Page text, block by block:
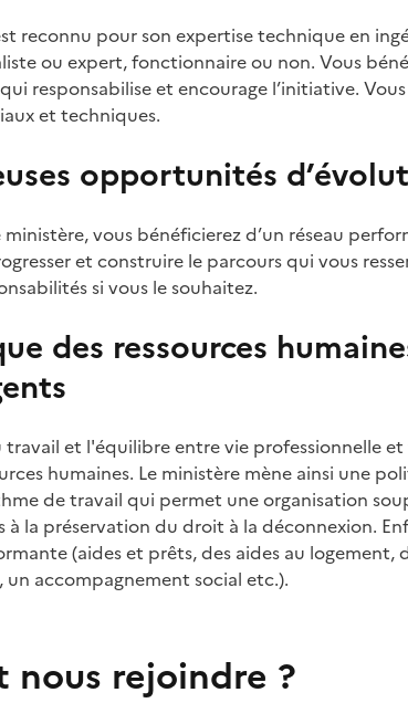
reconnu pour son expertise technique en
ou expert, fonctionnaire ou non. Vous
responsabilise et encourage l’initiative.
et techniques.
opportunités
vous bénéficierez d’un réseau
et construire le parcours qui vous
si vous le souhaitez.
des ressources
travail et l'équilibre entre vie professionnelle
humaines. Le ministère mène ainsi une
de travail qui permet une organisation
la préservation du droit à la déconnexion.
(aides et prêts, des aides au logement,
un accompagnement social etc.).
nous rejoindre ?